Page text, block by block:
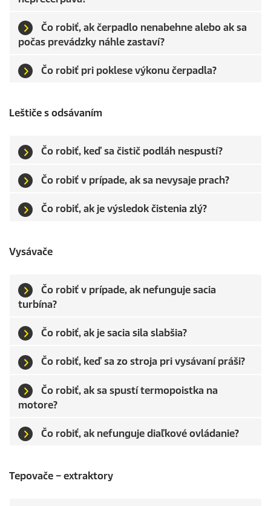
Čo robiť, ak čerpadlo nenabehne alebo ak sa
počas prevádzky náhle zastaví?
Čo robiť pri poklese výkonu čerpadla?
Leštiče s odsávaním
Čo robiť, keď sa čistič podláh nespustí?
Čo robiť v prípade, ak sa nevysaje prach?
Čo robiť, ak je výsledok čistenia zlý?
Vysávače
Čo robiť v prípade, ak nefunguje sacia
turbína?
Čo robiť, ak je sacia sila slabšia?
Čo robiť, keď sa zo stroja pri vysávaní práši?
Čo robiť, ak sa spustí termopoistka na
motore?
Čo robiť, ak nefunguje diaľkové ovládanie?
Tepovače – extraktory